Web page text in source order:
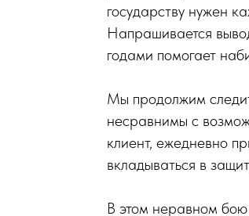
государству нужен
Напрашивается
годами помогает
Мы продолжим
несравнимы с
клиент, ежедневно
вкладываться в
В этом неравном